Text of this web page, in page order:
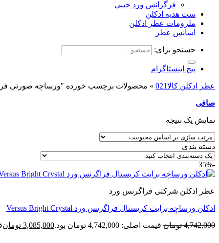
فرگرانس ورد جیبی
ست هدیه ادکلن
ملزومات عطر ادکلن
اسانس عطر
جستجو برای:
پیج اینستاگرام
عطر ادکلن کالا021 » محصولات برچسب خورده "ورساچه صورتی
صافی
نمایش یک نتیجه
دسته بندی
-35%
عطر ادکلن شرکتی فراگرنس ورد
ادکلن ورساچه برایت کریستال فراگرنس ورد Versus Bright Crystal
4,742,000 تومان قیمت اصلی: 4,742,000 تومان بود. 3,085,000 تومان